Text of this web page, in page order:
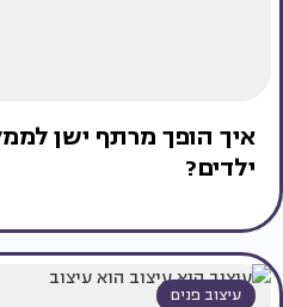
איך הופך מרתף ישן
ילדים?
עיצוב פנים